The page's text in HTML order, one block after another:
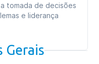
tomada de decisões
e liderança
Gerais